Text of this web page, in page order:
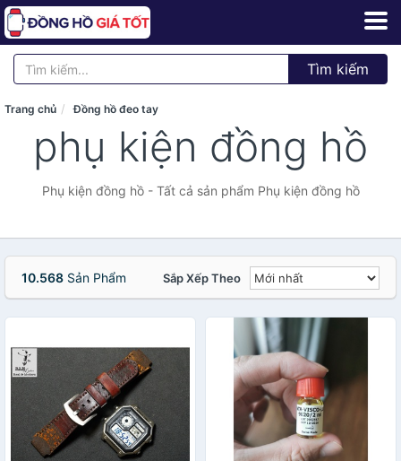
Tìm kiếm
Trang chủ Đồng hồ đeo tay
phụ kiện đồng hồ
Phụ kiện đồng hồ - Tất cả sản phẩm Phụ kiện đồng hồ
10.568 Sản Phẩm Sắp Xếp Theo